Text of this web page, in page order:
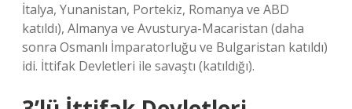
İtalya, Yunanistan, Portekiz, Romanya ve ABD
katıldı), Almanya ve Avusturya-Macaristan (daha
sonra Osmanlı İmparatorluğu ve Bulgaristan katıldı)
idi. İttifak Devletleri ile savaştı (katıldığı).